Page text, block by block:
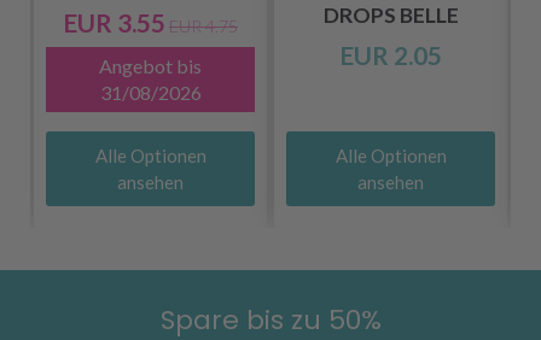
EUR 3.55 EUR 4.75
Angebot bis
31/08/2026
Alle Optionen
ansehen
DROPS BELLE
EUR 2.05
Alle Optionen
ansehen
Spare bis zu 50%